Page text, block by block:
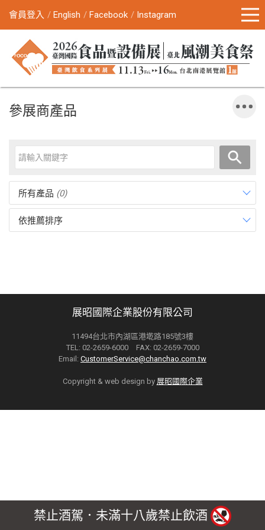
會員登入 English Facebook Instagram
參展商產品
所有產品 (0)
依推薦排序
展昭國際企業股份有限公司
11494台北市內湖區港墘路185號3樓
TEL: 02-2659-6000 FAX: 02-2659-7000
Email: CustomerService@chanchao.com.tw
Copyright & web design by 展昭國際企業
禁止酒駕．未滿十八歲禁止飲酒